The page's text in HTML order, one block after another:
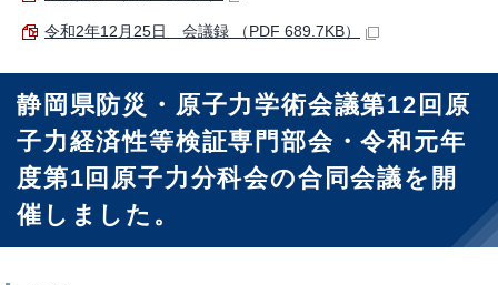
令和2年12月25日 会議録 （PDF 689.7KB）
静岡県防災・原子力学術会議第12回原
子力経済性等検証専門部会・令和元年
度第1回原子力分科会の合同会議を開
催しました。